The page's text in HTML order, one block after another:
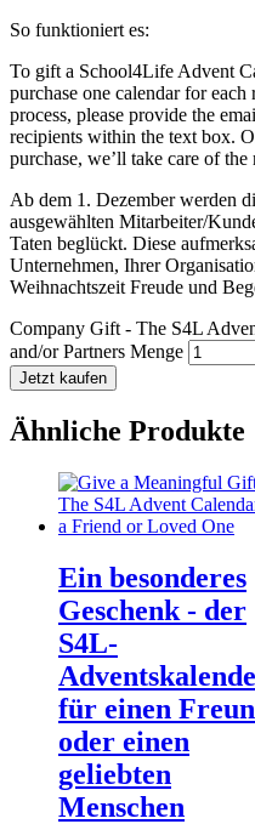
So funktioniert es:
To gift a School4Life Advent
purchase one calendar for
process, please provide the
recipients within the text box.
purchase, we’ll take care of the
Ab dem 1. Dezember werden
ausgewählten Mitarbeiter/
Taten beglückt. Diese
Unternehmen, Ihrer
Weihnachtszeit Freude und
Company Gift - The S4L
and/or Partners Menge
Jetzt kaufen
Ähnliche Produkte
Ein besonderes
Geschenk - der
S4L-
für einen
oder einen
geliebten
Menschen